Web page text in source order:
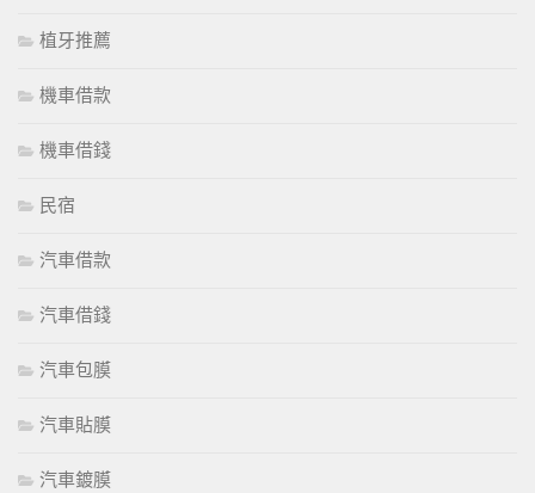
植牙推薦
機車借款
機車借錢
民宿
汽車借款
汽車借錢
汽車包膜
汽車貼膜
汽車鍍膜